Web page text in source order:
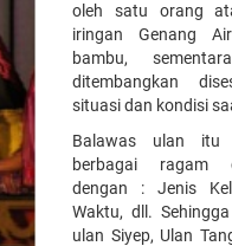
oleh satu orang
iringan Genang
bambu,
ditembangkan
situasi dan kondisi
Balawas ulan itu
berbagai ragam
dengan : Jenis
Waktu, dll.
ulan Siyep, Ulan